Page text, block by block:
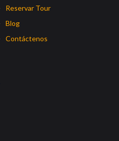
Reservar Tour
Blog
Contáctenos